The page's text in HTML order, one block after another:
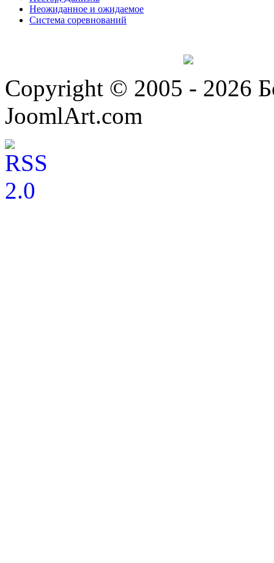
Неожиданное и ожидаемое
Система соревнований
Copyright © 2005 - 2026
JoomlArt.com